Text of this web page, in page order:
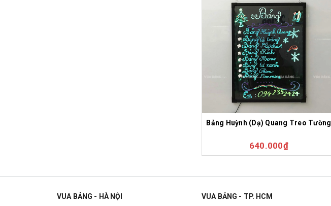
Bảng Huỳnh (Dạ) Quang Treo Tường
640.000₫
VUA BẢNG - HÀ NỘI VUA BẢNG - TP. HCM